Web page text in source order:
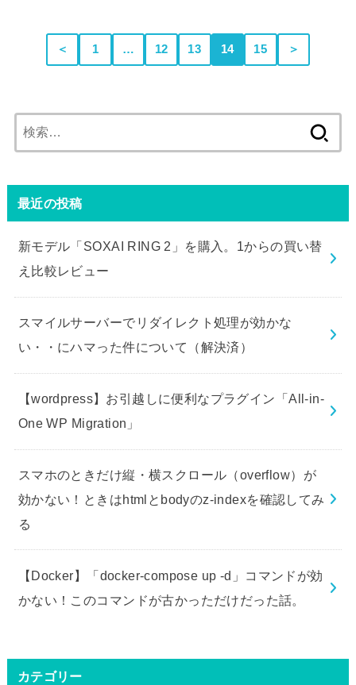
＜ 1 … 12 13 14 15 ＞
索:
最近の投稿
新モデル「SOXAI RING 2」を購入。1からの買い替
え比較レビュー
スマイルサーバーでリダイレクト処理が効かな
い・・にハマった件について（解決済）
【wordpress】お引越しに便利なプラグイン「All-in-
One WP Migration」
スマホのときだけ縦・横スクロール（overflow）が
効かない！ときはhtmlとbodyのz-indexを確認してみ
る
【Docker】「docker-compose up -d」コマンドが効
かない！このコマンドが古かっただけだった話。
カテゴリー